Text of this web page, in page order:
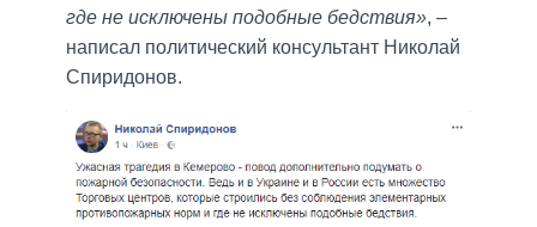
где не исключены подобные бедствия», –
написал политический консультант Николай
Спиридонов.